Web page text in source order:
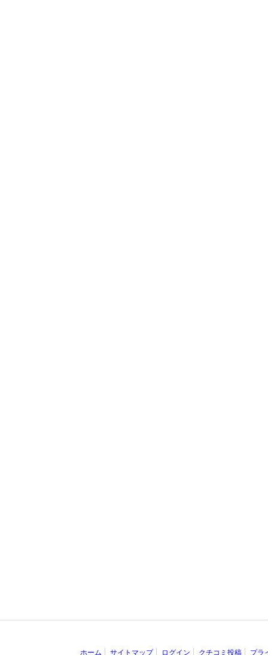
ホーム サイトマップ ログイン クチコミ投稿 プラ